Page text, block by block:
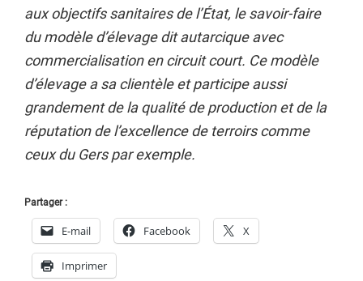
aux objectifs sanitaires de l’État, le savoir-faire
du modèle d’élevage dit autarcique avec
commercialisation en circuit court. Ce modèle
d’élevage a sa clientèle et participe aussi
grandement de la qualité de production et de la
réputation de l’excellence de terroirs comme
ceux du Gers par exemple.
Partager :
E-mail Facebook X
Imprimer